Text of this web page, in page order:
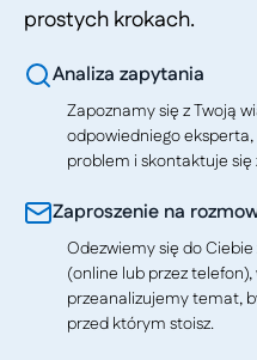
prostych krokach.
Analiza zapytania
Zapoznamy się z Twoją
odpowiedniego
problem i skontaktuje się
Zaproszenie na
Odezwiemy się do
(online lub przez
przeanalizujemy temat,
przed którym stoisz.